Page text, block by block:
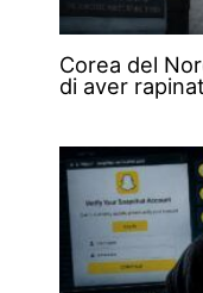
Corea del
di aver